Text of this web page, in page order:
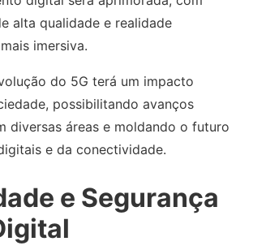
alta qualidade e realidade
imersiva.
do 5G terá um impacto
possibilitando avanços
diversas áreas e moldando o futuro
e da conectividade.
e Segurança